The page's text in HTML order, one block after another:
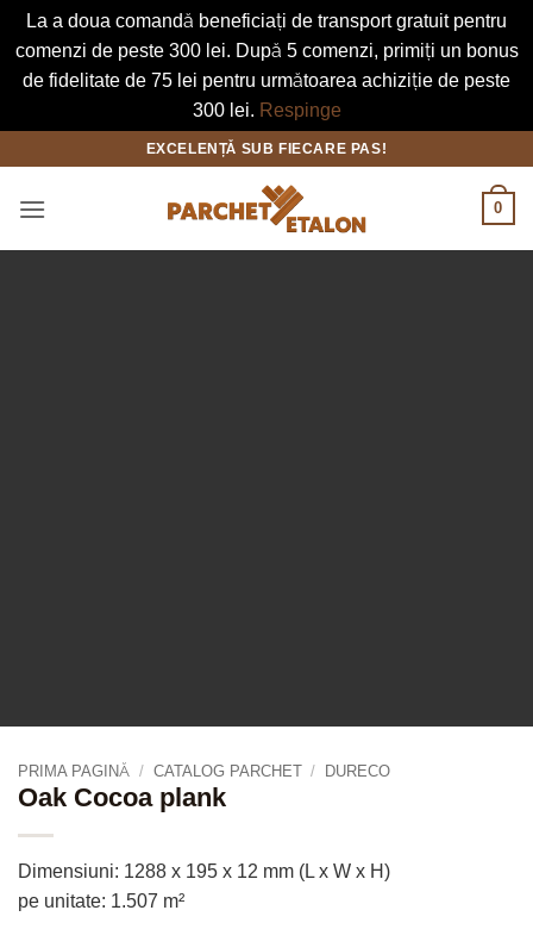
La a doua comandă beneficiați de transport gratuit pentru
comenzi de peste 300 lei. După 5 comenzi, primiți un bonus
de fidelitate de 75 lei pentru următoarea achiziție de peste
300 lei. Respinge
content
EXCELENȚĂ SUB FIECARE PAS!
0
PRIMA PAGINĂ / CATALOG PARCHET / DURECO
Oak Cocoa plank
Dimensiuni: 1288 x 195 x 12 mm (L x W x H)
pe unitate: 1.507 m²